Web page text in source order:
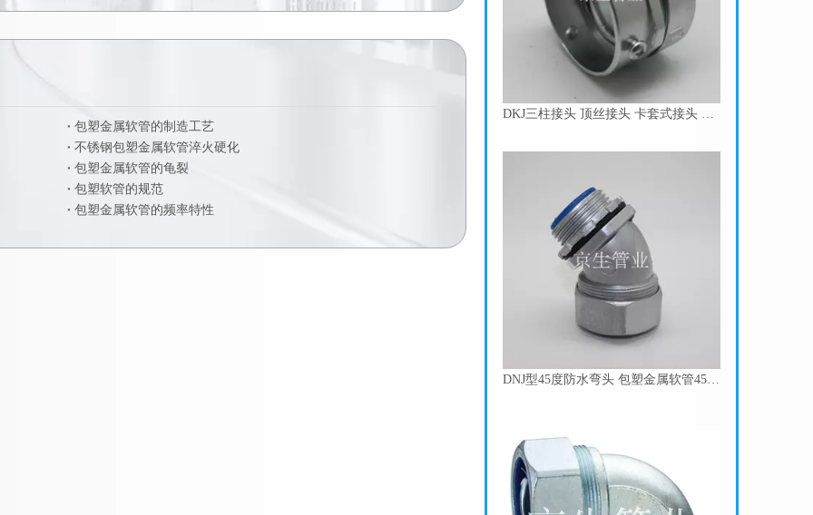
包塑金属软管的制造工艺
不锈钢包塑金属软管淬火硬化
包塑金属软管的龟裂
包塑软管的规范
包塑金属软管的频率特性
DNJ型45度防水弯头 包塑金属软管45度弯接头
DWJ型90度防水弯接头 包塑金属软管90度弯头